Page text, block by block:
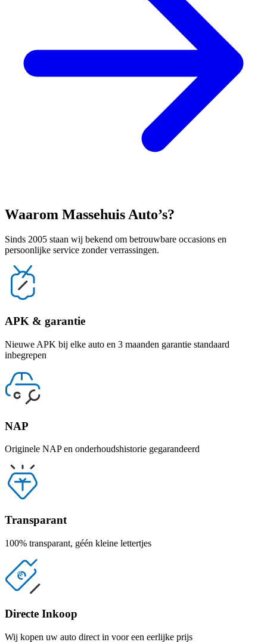
Waarom Massehuis Auto’s?
Sinds 2005 staan wij bekend om betrouwbare occasions en
persoonlijke service zonder verrassingen.
APK & garantie
Nieuwe APK bij elke auto en 3 maanden garantie standaard
inbegrepen
NAP
Originele NAP en onderhoudshistorie gegarandeerd
Transparant
100% transparant, géén kleine lettertjes
Directe Inkoop
Wij kopen uw auto direct in voor een eerlijke prijs